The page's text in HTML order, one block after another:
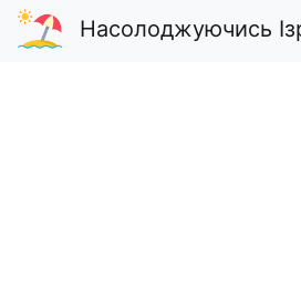
Насолоджуючись